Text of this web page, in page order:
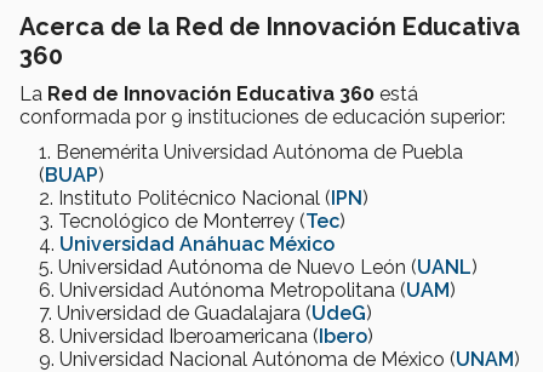
Acerca de la Red de Innovación Educativa
360
La Red de Innovación Educativa 360 está
conformada por 9 instituciones de educación superior:
Benemérita Universidad Autónoma de Puebla
(BUAP)
Instituto Politécnico Nacional (IPN)
Tecnológico de Monterrey (Tec)
Universidad Anáhuac México
Universidad Autónoma de Nuevo León (UANL)
Universidad Autónoma Metropolitana (UAM)
Universidad de Guadalajara (UdeG)
Universidad Iberoamericana (Ibero)
Universidad Nacional Autónoma de México (UNAM)